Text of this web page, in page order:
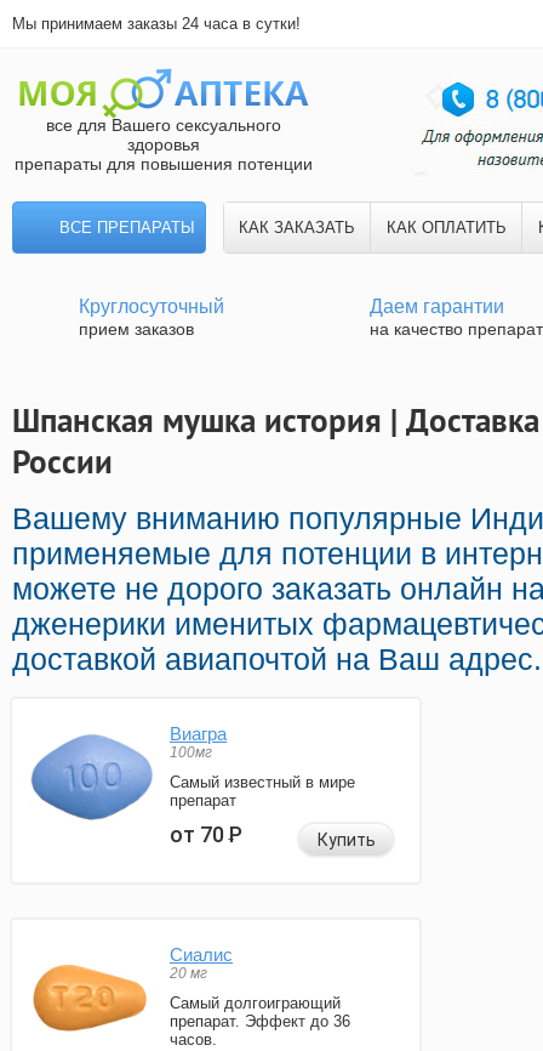
Мы принимаем заказы 24 часа в сутки!
все для Вашего сексуального
здоровья
препараты для повышения потенции
ВСЕ ПРЕПАРАТЫ КАК ЗАКАЗАТЬ КАК ОПЛАТИТЬ
Круглосуточный
прием заказов
Даем гарантии
на качество
Шпанская мушка история |
России
Вашему вниманию популярные
применяемые для потенции в
можете не дорого заказать онлайн
дженерики именитых
доставкой авиапочтой на Ваш адрес.
Виагра
100мг
Самый известный в мире
препарат
от 70Р Купить
Сиалис
20 мг
Самый долгоиграющий
препарат. Эффект до 36
часов.